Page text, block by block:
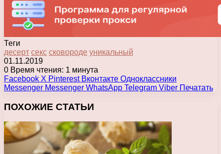
Теги
десерт секс сковороде уникальный
01.11.2019
0 Время чтения: 1 минута
Facebook X Pinterest Вконтакте Одноклассники
Messenger Messenger WhatsApp Telegram Viber Печатать
ПОХОЖИЕ СТАТЬИ